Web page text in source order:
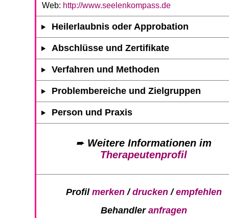
Web: http://www.seelenkompass.de
Heilerlaubnis oder Approbation
Abschlüsse und Zertifikate
Verfahren und Methoden
Problembereiche und Zielgruppen
Person und Praxis
➨ Weitere Informationen im
Therapeutenprofil
Profil merken/drucken/empfehlen
Behandler anfragen